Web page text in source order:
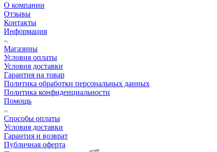
О компании
Отзывы
Контакты
Информация
Магазины
Условия оплаты
Условия доставки
Гарантия на товар
Политика обработки персональных данных
Политика конфиденциальности
Помощь
Способы оплаты
Условия доставки
Гарантия и возврат
Публичная оферта